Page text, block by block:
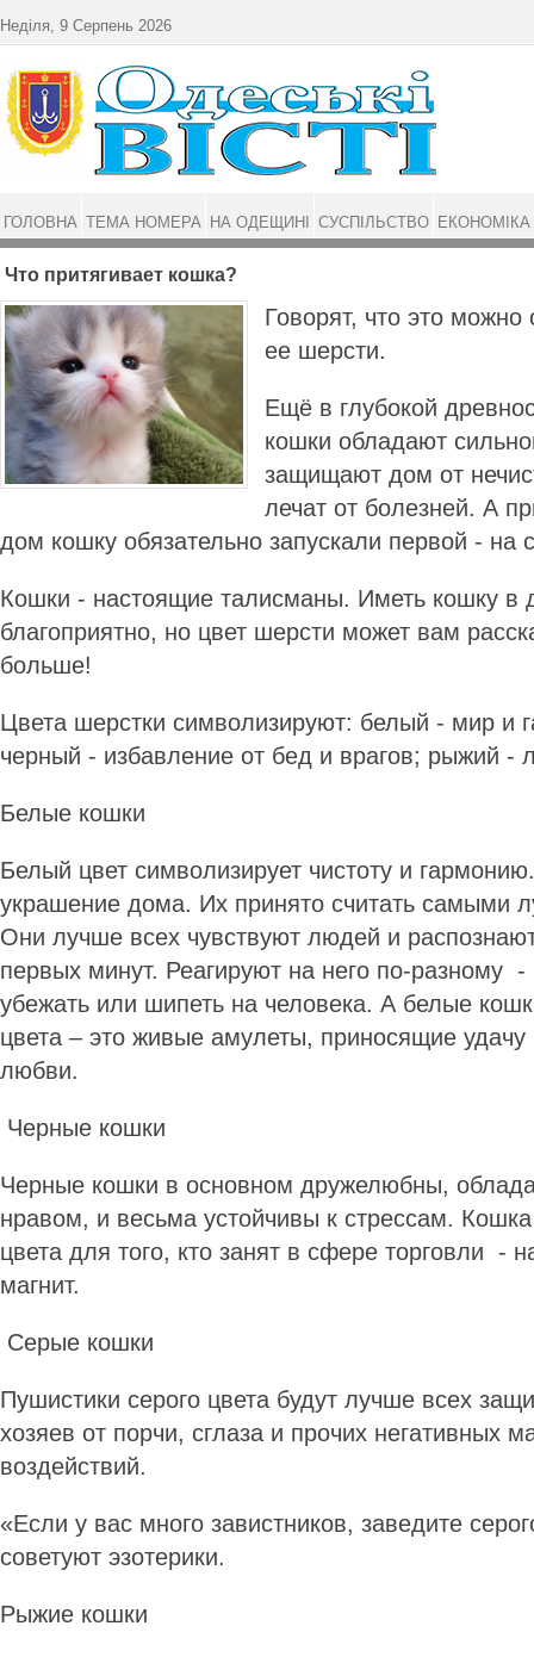
Что притягивает кошка?
Говорят, что это можно
ее шерсти.
Ещё в глубокой
кошки обладают
защищают дом от
лечат от болезней. А
дом кошку обязательно запускали первой - на
Кошки - настоящие талисманы. Иметь кошку в
благоприятно, но цвет шерсти может вам
больше!
Цвета шерстки символизируют: белый - мир и
черный - избавление от бед и врагов; рыжий -
Белые кошки
Белый цвет символизирует чистоту и
украшение дома. Их принято считать самыми
Они лучше всех чувствуют людей и
первых минут. Реагируют на него по-разному -
убежать или шипеть на человека. А белые
цвета – это живые амулеты, приносящие
любви.
Черные кошки
Черные кошки в основном дружелюбны,
нравом, и весьма устойчивы к стрессам. Кошка
цвета для того, кто занят в сфере торговли -
магнит.
Серые кошки
Пушистики серого цвета будут лучше всех
хозяев от порчи, сглаза и прочих негативных
воздействий.
«Если у вас много завистников, заведите
советуют эзотерики.
Рыжие кошки
Неділя, 9 Серпень 2026
ГОЛОВНА ТЕМА НОМЕРА НА ОДЕЩИНІ СУСПІЛЬСТВО ЕКОНОМІКА